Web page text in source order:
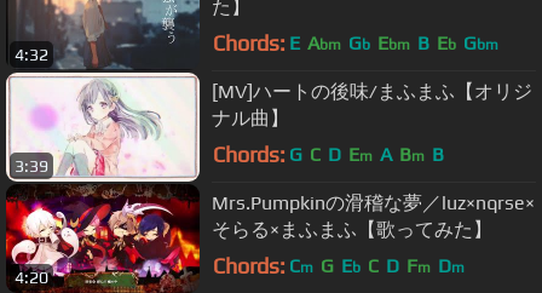
4:32
た】
Chords: E Abm Gb Ebm B Eb Gbm
3:39
[MV]ハートの後味/まふまふ【オリジ
ナル曲】
Chords: G C D Em A Bm B
4:20
Mrs.Pumpkinの滑稽な夢／luz×nqrse×
そらる×まふまふ【歌ってみた】
Chords: Cm G Eb C D Fm Dm